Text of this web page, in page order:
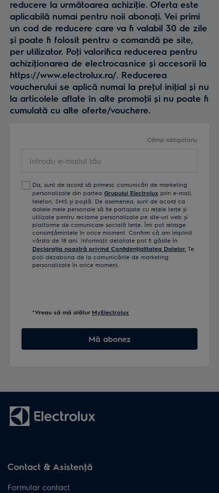
reducere la următoarea achiziţie. Oferta este
aplicabilă numai pentru noii abonaţi. Vei primi
un cod de reducere care va fi valabil 30 de zile
și poate fi folosit pentru o comandă pe site,
per utilizator. Poţi valorifica reducerea pentru
achiziţionarea de electrocasnice și accesorii la
https://www.electrolux.ro/. Reducerea
voucherului se aplică numai la preţul iniţial și nu
la articolele aflate în alte promoţii și nu poate fi
cumulată cu alte oferte/vouchere.
Câmp obligatoriu
tău Da, sunt de acord să primesc comunicări de marketing
personalizate din partea Grupului Electrolux prin e-mail,
telefon, SMS și poștă. De asemenea, sunt de acord ca
datele mele personale să fie partajate cu reţele terţe și
utilizate pentru reclame personalizate pe site-uri web și
platforme de comunicare socială terţe. Îmi pot retrage
consimţămintele în orice moment. Confirm că am împlinit
vârsta de 18 ani. Informaţii detaliate pot fi găsite în
Declaraţia noastră privind Confidenţialitatea Datelor. Te
poţi dezabona de la comunicările de marketing
personalizate în orice moment.
*Vreau să mă alătur MyElectrolux
Mă abonez
Contact & Asistenţă
Formular contact